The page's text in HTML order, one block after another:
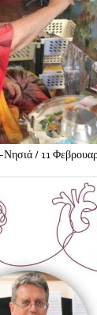
/ 11